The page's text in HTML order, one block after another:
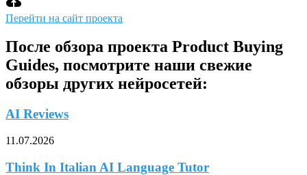
Перейти на сайт проекта
После обзора проекта Product Buying
Guides, посмотрите наши свежие
обзоры других нейросетей:
AI Reviews
11.07.2026
Think In Italian AI Language Tutor